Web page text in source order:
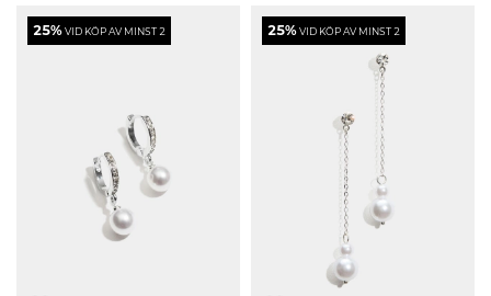
25%VID KÖP AV MINST 2 25%VID KÖP AV MINST 2